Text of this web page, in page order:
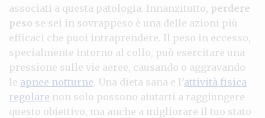
associati a questa patologia. Innanzitutto, perdere
peso se sei in sovrappeso è una delle azioni più
efficaci che puoi intraprendere. Il peso in eccesso,
specialmente intorno al collo, può esercitare una
pressione sulle vie aeree, causando o aggravando
le apnee notturne. Una dieta sana e l’attività fisica
regolare non solo possono aiutarti a raggiungere
questo obiettivo, ma anche a migliorare il tuo stato